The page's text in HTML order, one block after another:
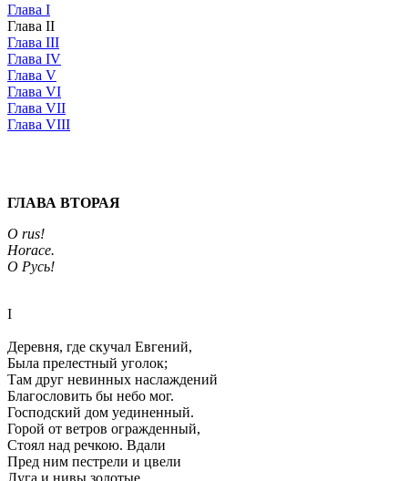
Глава I
Глава II
Глава III
Глава IV
Глава V
Глава VI
Глава VII
Глава VIII
ГЛАВА ВТОРАЯ
O rus!
Horace.
О Русь!
I
Деревня, где скучал Евгений,
Была прелестный уголок;
Там друг невинных наслаждений
Благословить бы небо мог.
Господский дом уединенный.
Горой от ветров огражденный,
Стоял над речкою. Вдали
Пред ним пестрели и цвели
Луга и нивы золотые,